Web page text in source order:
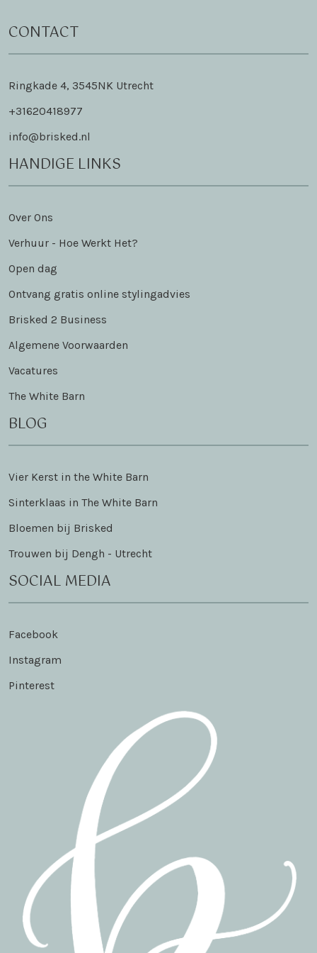
CONTACT
Ringkade 4, 3545NK Utrecht
+31620418977
info@brisked.nl
HANDIGE LINKS
Over Ons
Verhuur - Hoe Werkt Het?
Open dag
Ontvang gratis online stylingadvies
Brisked 2 Business
Algemene Voorwaarden
Vacatures
The White Barn
BLOG
Vier Kerst in the White Barn
Sinterklaas in The White Barn
Bloemen bij Brisked
Trouwen bij Dengh - Utrecht
SOCIAL MEDIA
Facebook
Instagram
Pinterest